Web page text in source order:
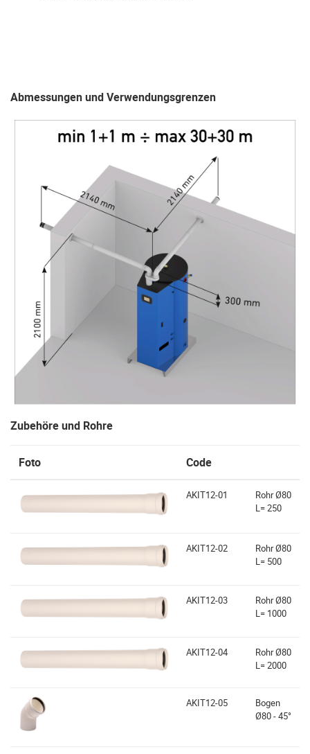
Abmessungen und Verwendungsgrenzen
Zubehöre und Rohre
Foto Code
AKIT12-01
Rohr Ø80
L= 250
AKIT12-02
Rohr Ø80
L= 500
AKIT12-03
Rohr Ø80
L= 1000
AKIT12-04
Rohr Ø80
L= 2000
AKIT12-05
Bogen
Ø80 - 45°